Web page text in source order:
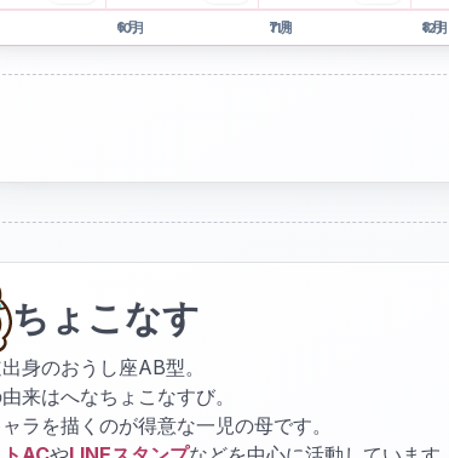
6月 7月 8月
10月 11月 12月
ちょこなす
身のおうし座AB型。
来はへなちょこなすび。
ラを描くのが得意な一児の母です。